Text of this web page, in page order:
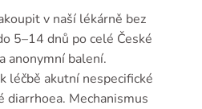
v naší lékárně bez
5–14 dnů po celé České
anonymní balení.
léčbě akutní nespecifické
diarrhoea. Mechanismus